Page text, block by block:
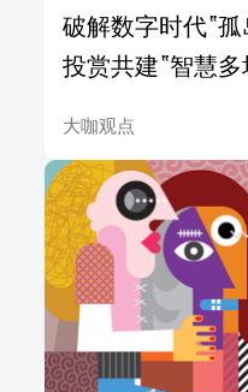
破解数字时代“
投赏共建“智慧
大咖观点